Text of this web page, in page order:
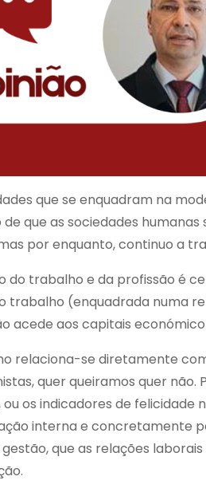
que se enquadram na
de que as sociedades
por enquanto, continuo a
do trabalho e da profissão é
trabalho (enquadrada numa
acede aos capitais
relaciona-se diretamente
quer queiramos quer não.
os indicadores de felicidade
interna e concretamente
que as relações